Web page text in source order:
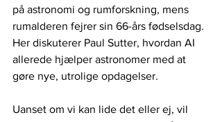
på astronomi og rumforskning, mens
rumalderen fejrer sin 66-års fødselsdag.
Her diskuterer Paul Sutter, hvordan AI
allerede hjælper astronomer med at
gøre nye, utrolige opdagelser.
Uanset om vi kan lide det eller ej, vil